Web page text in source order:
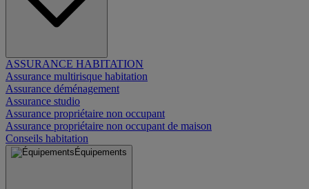
ASSURANCE HABITATION
Assurance multirisque habitation
Assurance déménagement
Assurance studio
Assurance propriétaire non occupant
Assurance propriétaire non occupant de maison
Conseils habitation
Équipements